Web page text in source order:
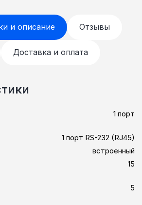
и описание Отзывы
Доставка и оплата
1 порт
1 порт RS-232 (RJ45)
встроенный
15
5